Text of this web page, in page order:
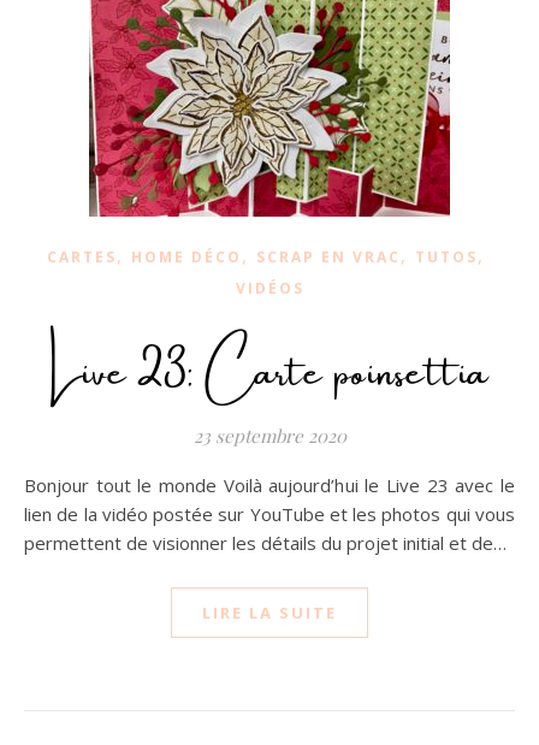
CARTES, HOME DÉCO , SCRAP EN VRAC , TUTOS,
VIDÉOS
Live 23: Carte poinsettia
23 septembre 2020
Bonjour tout le monde Voilà aujourd’hui le Live 23 avec le
lien de la vidéo postée sur YouTube et les photos qui vous
permettent de visionner les détails du projet initial et de…
LIRE LA SUITE